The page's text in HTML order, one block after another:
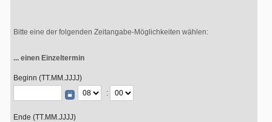
Bitte eine der folgenden Zeitangabe-Möglichkeiten wählen:
... einen Einzeltermin
Beginn (TT.MM.JJJJ)
:
Ende (TT.MM.JJJJ)